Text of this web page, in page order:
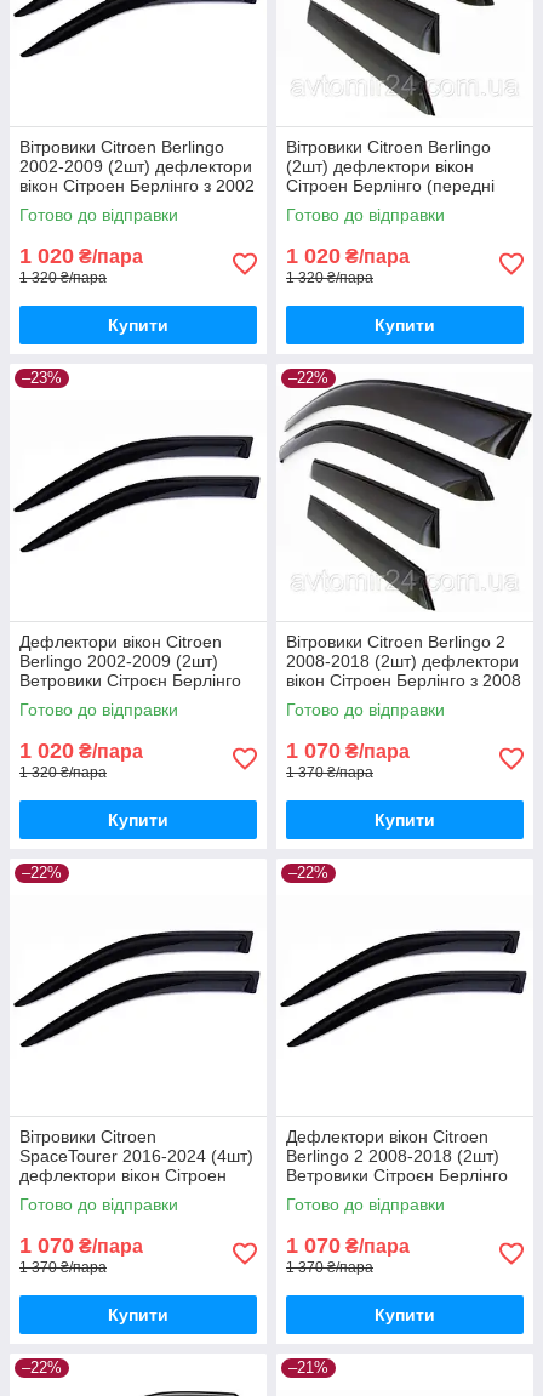
Вітровики Citroen Berlingo
2002-2009 (2шт) дефлектори
вікон Сітроен Берлінго з 2002
(передні 2шт)
Готово до відправки
1 020 ₴/пара
1 320 ₴/пара
Купити
Вітровики Citroen Berlingo
(2шт) дефлектори вікон
Сітроен Берлінго (передні
2шт)
Готово до відправки
1 020 ₴/пара
1 320 ₴/пара
Купити
–23%
Дефлектори вікон Citroen
Berlingo 2002-2009 (2шт)
Ветровики Сітроєн Берлінго
дефлектори (2шт) з 2002
Готово до відправки
1 020 ₴/пара
1 320 ₴/пара
Купити
–22%
Вітровики Citroen Berlingo 2
2008-2018 (2шт) дефлектори
вікон Сітроен Берлінго з 2008
(передні 2шт)
Готово до відправки
1 070 ₴/пара
1 370 ₴/пара
Купити
–22%
Вітровики Citroen
SpaceTourer 2016-2024 (4шт)
дефлектори вікон Сітроен
СпейсТурер 2016-2024
(комплект 4шт)
Готово до відправки
1 070 ₴/пара
1 370 ₴/пара
Купити
–22%
Дефлектори вікон Citroen
Berlingo 2 2008-2018 (2шт)
Ветровики Сітроєн Берлінго
дефлектори (2шт) з 2008
Готово до відправки
1 070 ₴/пара
1 370 ₴/пара
Купити
–22% –21%